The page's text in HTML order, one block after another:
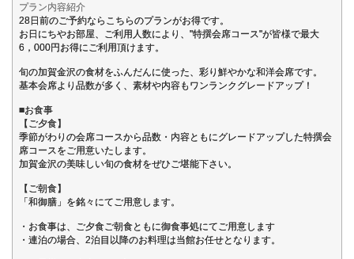
プラン内容紹介
28日前のご予約ならこちらのプランがお得です。
お日にちやお部屋、ご利用人数により、"特撰会席コース"が皆様で最大
6，000円お得にご利用頂けます。
旬の加賀金沢の食材をふんだんに使った、彩り鮮やかな和洋会席です。
基本会席より品数が多く、素材や内容もワンランクグレードアップ！
■お食事
【ご夕食】
季節がわりの会席コースから品数・内容ともにグレードアップした特撰会
席コースをご用意いたします。
加賀金沢の美味しい旬の食材をぜひご堪能下さい。
【ご朝食】
「和御膳」を銘々にてご用意します。
・お食事は、ご夕食ご朝食ともに御食事処にてご用意します
・連泊の場合、2泊目以降のお料理は当館お任せとなります。